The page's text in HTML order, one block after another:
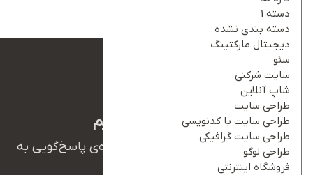
دسته 1
دسته بندی نشده
دیجیتال مارکتینگ
سئو
سایت شرکتی
شاپ آنلاین
طراحی سایت
طراحی سایت با کدنویسی
طراحی سایت گرافیکی
طراحی لوگو
فروشگاه اینترنتی
ما بهت کمک میکنیم
همکاران ما در تیم پشتیبانی آریانو آماده‌ی پاسخ‌گویی به